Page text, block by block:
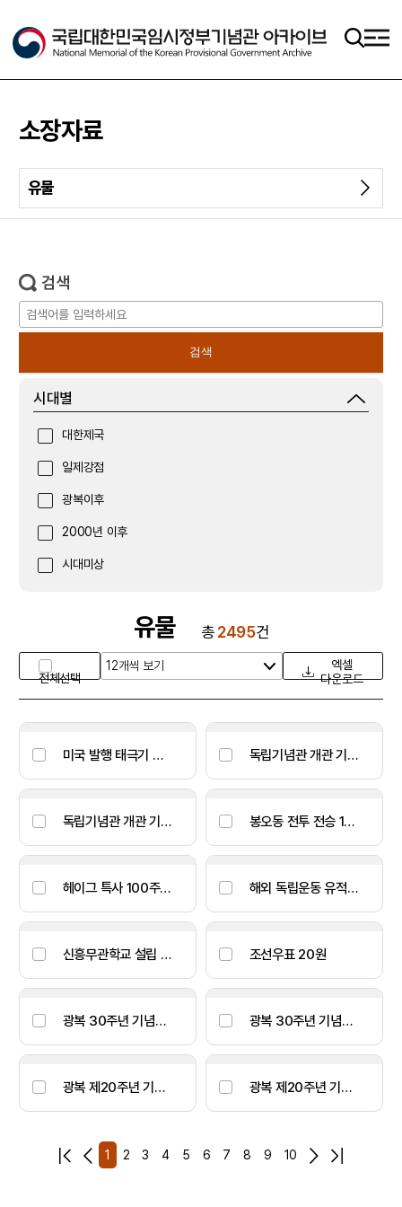
소장자료
유물
검색
시대별
대한제국
일제강점
광복이후
2000년 이후
시대미상
유물 총2495건
전체선택
엑셀
다운로드
미국 발행 태극기 및 피침국 국기 우표 컬렉션 독립기념관 개관 기념우표
독립기념관 개관 기념우표 봉오동 전투 전승 100주년 기념우표
헤이그 특사 100주년 기념우표 해외 독립운동 유적지 우표
신흥무관학교 설립 100주년 기념우표 조선우표 20원
광복 30주년 기념우표 광복 30주년 기념우표
광복 제20주년 기념우표 광복 제20주년 기념우표
1 2 3 4 5 6 7 8 9 10